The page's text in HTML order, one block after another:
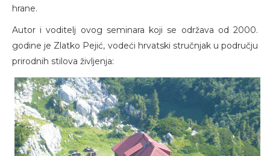
hrane.
Autor i voditelj ovog seminara koji se održava od 2000.
godine je Zlatko Pejić, vodeći hrvatski stručnjak u području
prirodnih stilova življenja: